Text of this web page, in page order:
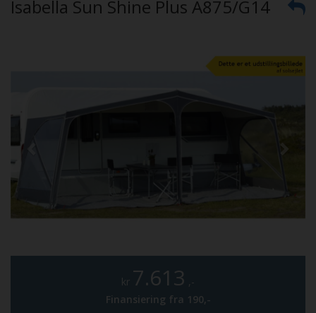
Isabella Sun Shine Plus A875/G14
kr 7.613 ,-
Finansiering fra 190,-